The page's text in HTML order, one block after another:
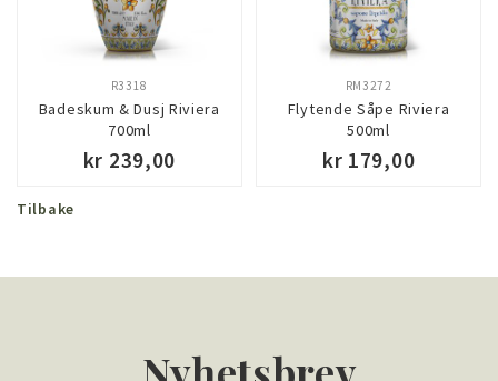
Badeskum & Dusj Riviera
700ml
R3318
kr 239,00
Flytende Såpe Riviera
500ml
RM3272
kr 179,00
Tilbake